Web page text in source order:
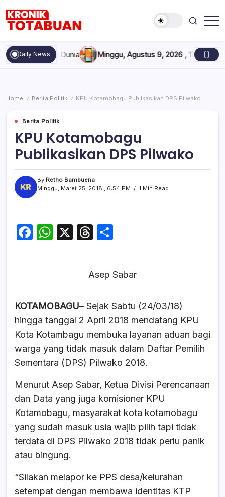
content
Totabuan
hari
ini
Kronik
Daily News
Dunia Minggu, Agustus 9, 2026 , 11:40 AMKredit
Home / Berita Politik / KPU Kotamobagu Publikasikan DPS Pilwako
Berita Politik
KPU Kotamobagu
Publikasikan DPS Pilwako
By Retho Bambuena
Minggu, Maret 25, 2018 , 6:54 PM
1 Min Read
F
o
o
k
W
p
p
X
T
a
s
e
Asep Sabar
KOTAMOBAGU– Sejak Sabtu (24/03/18)
hingga tanggal 2 April 2018 mendatang KPU
Kota Kotambagu membuka layanan aduan bagi
warga yang tidak masuk dalam Daftar Pemilih
Sementara (DPS) Pilwako 2018.
Menurut Asep Sabar, Ketua Divisi Perencanaan
dan Data yang juga komisioner KPU
Kotamobagu, masyarakat kota kotamobagu
yang sudah masuk usia wajib pilih tapi tidak
terdata di DPS Pilwako 2018 tidak perlu panik
atau bingung.
“Silakan melapor ke PPS desa/kelurahan
setempat dengan membawa identitas KTP